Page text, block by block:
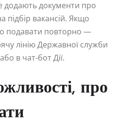
додають документи про
підбір вакансій. Якщо
подавати повторно —
лінію Державної служби
в чат-бот Дії.
про